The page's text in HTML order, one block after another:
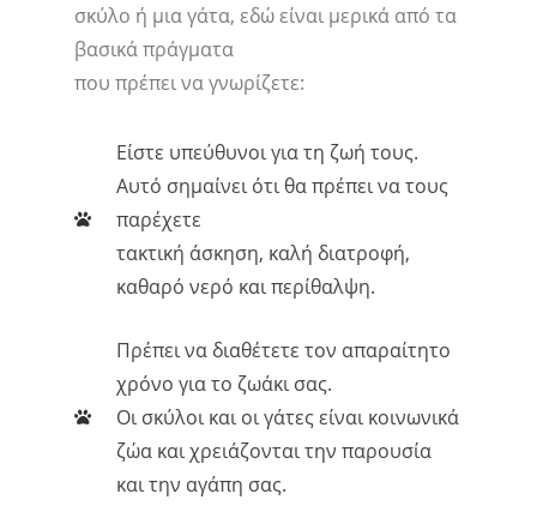
σκύλο ή μια γάτα, εδώ είναι μερικά από τα
βασικά πράγματα
που πρέπει να γνωρίζετε:
Είστε υπεύθυνοι για τη ζωή τους.
Αυτό σημαίνει ότι θα πρέπει να τους
παρέχετε
τακτική άσκηση, καλή διατροφή,
καθαρό νερό και περίθαλψη.
Πρέπει να διαθέτετε τον απαραίτητο
χρόνο για το ζωάκι σας.
Οι σκύλοι και οι γάτες είναι κοινωνικά
ζώα και χρειάζονται την παρουσία
και την αγάπη σας.